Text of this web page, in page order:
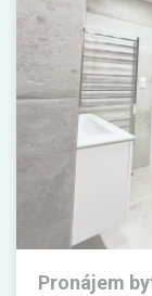
Pronájem